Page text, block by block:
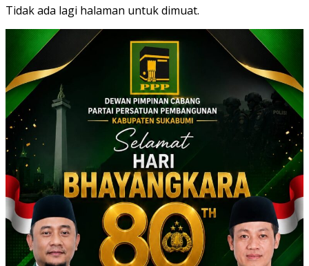
Tidak ada lagi halaman untuk dimuat.